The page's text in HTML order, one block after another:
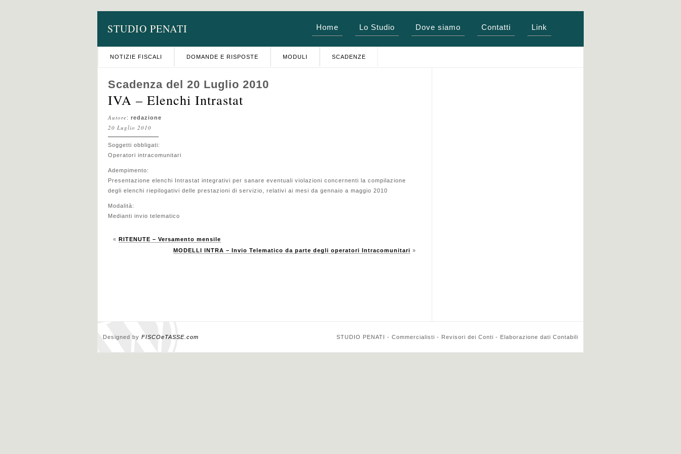
STUDIO PENATI Home Lo Studio Dove siamo Contatti Link
NOTIZIE FISCALI DOMANDE E RISPOSTE MODULI SCADENZE
Scadenza del 20 Luglio 2010
IVA – Elenchi Intrastat
Autore: redazione
20 Luglio 2010
Soggetti obbligati:
Operatori intracomunitari
Adempimento:
Presentazione elenchi Intrastat integrativi per sanare eventuali violazioni concernenti la compilazione
degli elenchi riepilogativi delle prestazioni di servizio, relativi ai mesi da gennaio a maggio 2010
Modalità:
Medianti invio telematico
« RITENUTE – Versamento mensile
MODELLI INTRA – Invio Telematico da parte degli operatori Intracomunitari »
Designed by FISCOeTASSE.com STUDIO PENATI - Commercialisti - Revisori dei Conti - Elaborazione dati Contabili